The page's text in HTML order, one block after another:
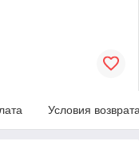
Условия